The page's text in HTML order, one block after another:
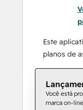
Este
planos de
Você está
marca on-